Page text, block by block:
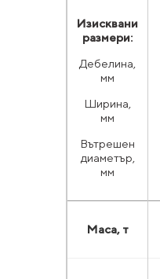
Изисквани
размери:
Дебелина,
мм
Ширина,
мм
Вътрешен
диаметър,
мм
Маса, т